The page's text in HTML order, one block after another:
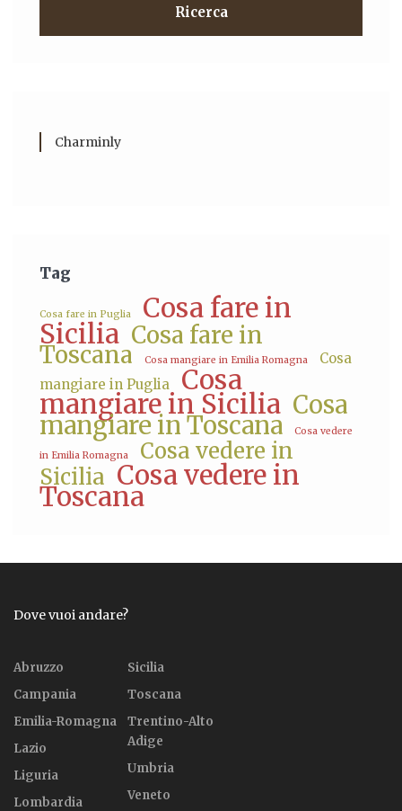
Ricerca
Charminly
Tag
Cosa fare in Puglia Cosa fare in
Sicilia Cosa fare in
Toscana Cosa mangiare in Emilia Romagna
Cosa
mangiare in Puglia
Cosa
mangiare in Sicilia Cosa
mangiare in Toscana Cosa vedere
in Emilia Romagna
Cosa vedere in
Sicilia Cosa vedere in
Toscana
Dove vuoi andare?
Abruzzo
Campania
Emilia-Romagna
Lazio
Liguria
Lombardia
Sicilia
Toscana
Trentino-Alto
Adige
Umbria
Veneto